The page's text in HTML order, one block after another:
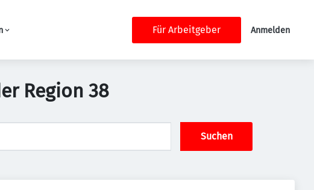
Für Arbeitgeber Anmelden
Region 38
Suchen